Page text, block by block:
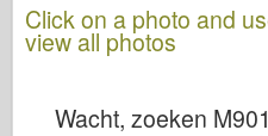
Click on a photo and
view all photos
Wacht, zoeken